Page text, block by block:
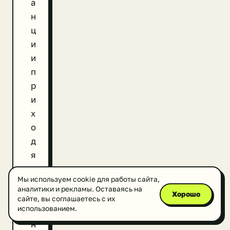
а
н
ц
и
и
п
р
и
х
о
д
я
т
с
т
а
н
Мы используем cookie для работы сайта,
аналитики и рекламы. Оставаясь на
сайте, вы соглашаетесь с их
использованием.
Хорошо